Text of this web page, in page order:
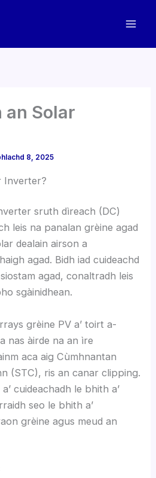
an Solar
8, 2025
Inverter?
sruth dìreach (DC)
leis na panalan grèine agad
dealain airson a
agad. Bidh iad cuideachd
agad, conaltradh leis
sgàinidhean.
grèine PV a’ toirt a-
nas àirde na an ìre
aca aig Cùmhnantan
(STC), ris an canar clipping.
cuideachadh le bhith a’
seo le bhith a’
grèine agus meud an